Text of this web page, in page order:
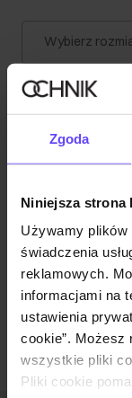
Zgoda
Niniejsza strona
Używamy plików
świadczenia
reklamowych.
informacjami na
ustawienia
cookie”. Możesz
wszystkie pliki
Pliki cookie
Wybierz
Wysyłka w 1
Opis produktu
Skład
Opinie